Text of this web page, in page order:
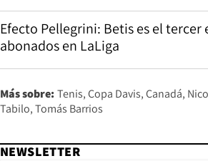
Efecto Pellegrini: Betis es el tercer
abonados en LaLiga
Más sobre: Tenis Copa Davis Canadá
Tabilo Tomás Barrios
NEWSLETTER